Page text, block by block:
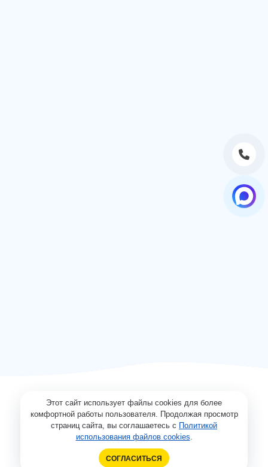
Этот сайт использует файлы cookies для более
комфортной работы пользователя. Продолжая просмотр
страниц сайта, вы соглашаетесь с Политикой
использования файлов cookies.
СОГЛАСИТЬСЯ